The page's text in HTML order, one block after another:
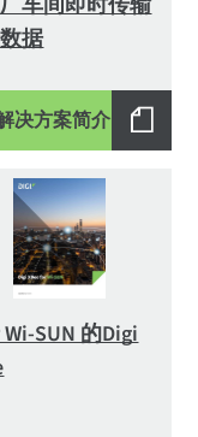
据
决方案简介
SUN 的Digi